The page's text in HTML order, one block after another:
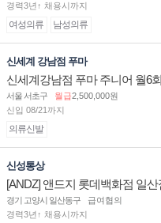
경력3년↑ 채용시까지
여성의류 남성의류
신세계 강남점 푸마
신세계강남점 푸마 주니어 월6
서울 서초구 월급2,500,000원
신입 08/21까지
의류신발
신성통상
[ANDZ] 앤드지 롯데백화점 일
경기 고양시 일산동구
급여협의
경력3년↑ 채용시까지